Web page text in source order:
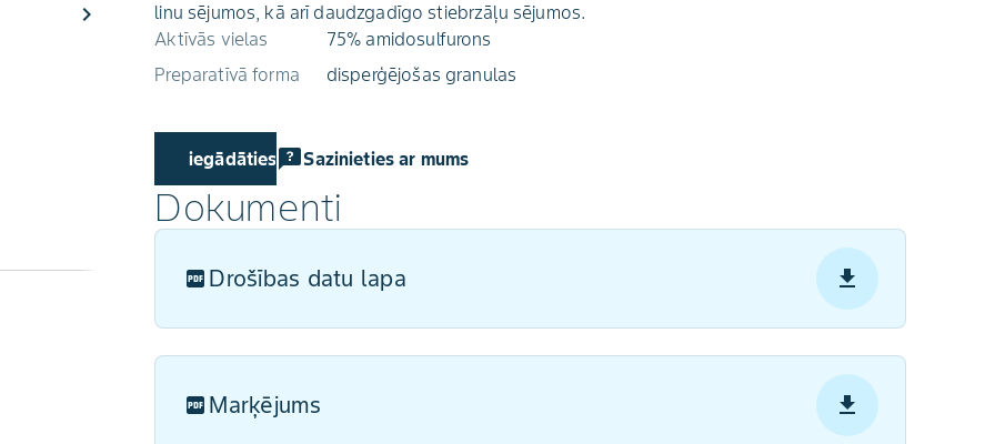
chevron_right
linu sējumos, kā arī daudzgadīgo stiebrzāļu sējumos.
Aktīvās vielas
75% amidosulfurons
Preparatīvā forma
disperģējošas granulas
Kur iegādāties Sazinieties ar mums
Dokumenti
Drošības datu lapa
Marķējums